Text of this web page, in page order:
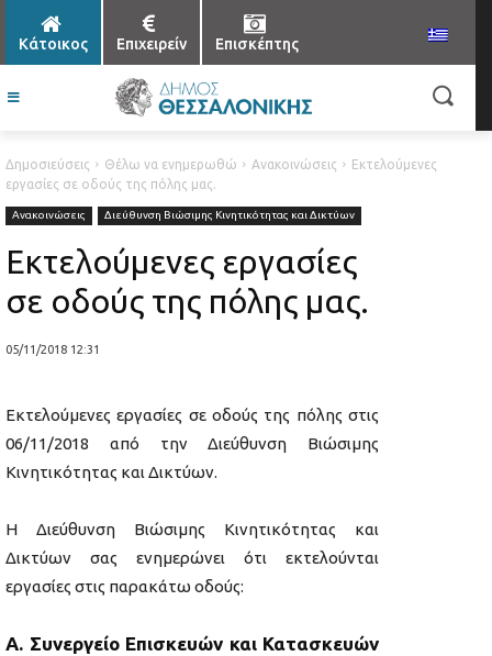
Κάτοικος Επιχειρείν Επισκέπτης
Δημοσιεύσεις Θέλω να ενημερωθώ Ανακοινώσεις
Εκτελούμενες
εργασίες σε οδούς της πόλης μας.
Ανακοινώσεις Διεύθυνση Βιώσιμης Κινητικότητας και Δικτύων
Εκτελούμενες εργασίες
σε οδούς της πόλης μας.
05/11/2018 12:31
Εκτελούμενες εργασίες σε οδούς της πόλης στις
06/11/2018 από την Διεύθυνση Βιώσιμης
Κινητικότητας και Δικτύων.
Η Διεύθυνση Βιώσιμης Κινητικότητας και
Δικτύων σας ενημερώνει ότι εκτελούνται
εργασίες στις παρακάτω οδούς:
Α. Συνεργείο Επισκευών και Κατασκευών